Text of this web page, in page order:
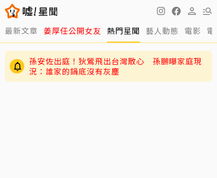
最新文章 姜厚任公開女友 熱門星聞 藝人動態 電影
孫安佐出庭！狄鶯飛出台灣散心 孫鵬曝家庭現
況：誰家的鍋底沒有灰塵